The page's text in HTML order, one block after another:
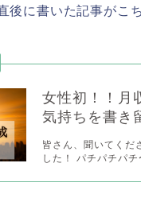
後に書いた記事がこ
女性初！！月
気持ちを書き
皆さん、聞いてくだ
した！ パチパチパ